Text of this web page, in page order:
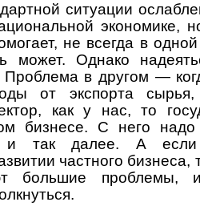
ситуации
экономике,
не всегда в
может. Однако
Проблема в другом —
от экспорта сырья,
как у нас, то
бизнесе. С него надо
и так далее. А если
частного бизнеса,
большие